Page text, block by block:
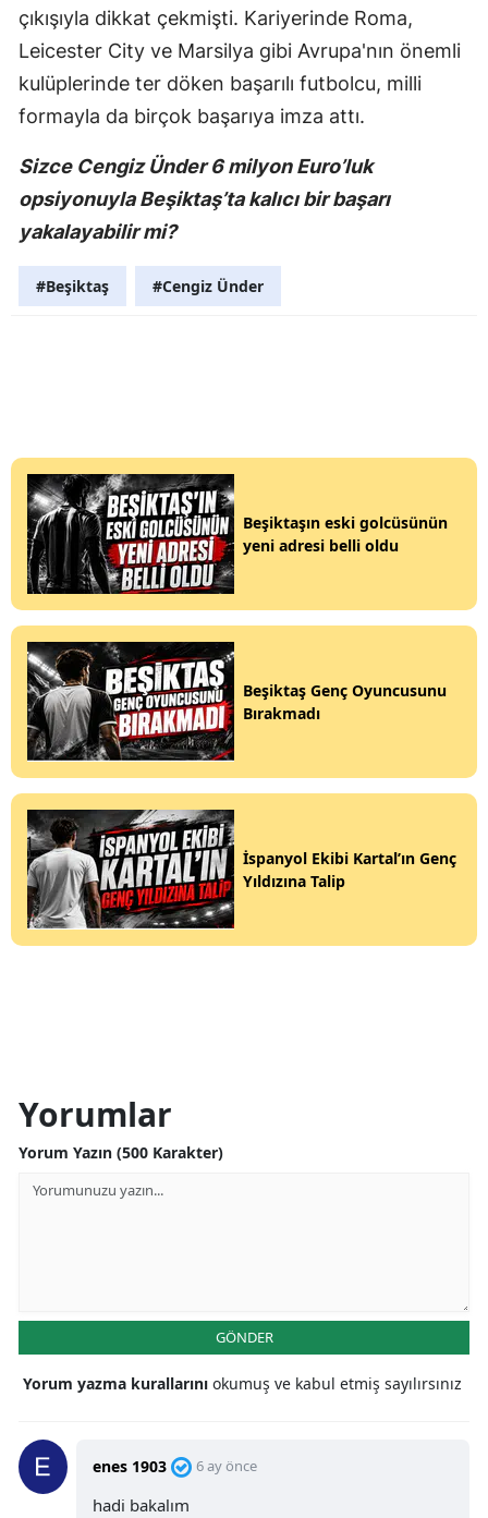
çıkışıyla dikkat çekmişti. Kariyerinde Roma,
Leicester City ve Marsilya gibi Avrupa'nın önemli
kulüplerinde ter döken başarılı futbolcu, milli
formayla da birçok başarıya imza attı.
Sizce Cengiz Ünder 6 milyon Euro’luk
opsiyonuyla Beşiktaş’ta kalıcı bir başarı
yakalayabilir mi?
#Beşiktaş #Cengiz Ünder
Beşiktaşın eski golcüsünün
yeni adresi belli oldu
Beşiktaş Genç Oyuncusunu
Bırakmadı
İspanyol Ekibi Kartal’ın Genç
Yıldızına Talip
Yorumlar
Yorum Yazın (500 Karakter)
GÖNDER
Yorum yazma kurallarını okumuş ve kabul etmiş sayılırsınız
enes 1903 6 ay önce
hadi bakalım